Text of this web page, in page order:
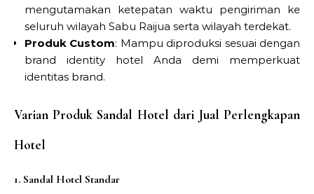
mengutamakan ketepatan waktu pengiriman ke
seluruh wilayah Sabu Raijua serta wilayah terdekat.
Produk Custom: Mampu diproduksi sesuai dengan
brand identity hotel Anda demi memperkuat
identitas brand.
Varian Produk Sandal Hotel dari Jual Perlengkapan
Hotel
1. Sandal Hotel Standar